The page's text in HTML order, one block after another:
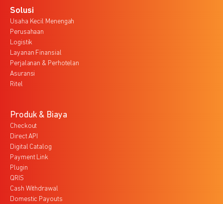
Solusi
Usaha Kecil Menengah
Perusahaan
Logistik
Layanan Finansial
Perjalanan & Perhotelan
Asuransi
Ritel
Produk & Biaya
Checkout
Direct API
Digital Catalog
Payment Link
Plugin
QRIS
Cash Withdrawal
Domestic Payouts